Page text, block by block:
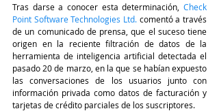
Tras darse a conocer esta determinación, Check
Point Software Technologies Ltd. comentó a través
de un comunicado de prensa, que el suceso tiene
origen en la reciente filtración de datos de la
herramienta de inteligencia artificial detectada el
pasado 20 de marzo, en la que se habían expuesto
las conversaciones de los usuarios junto con
información privada como datos de facturación y
tarjetas de crédito parciales de los suscriptores.